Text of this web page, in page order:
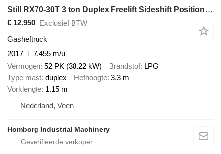
Still RX70-30T 3 ton Duplex Freelift Sideshift Positioner Vorkenverste
€ 12.950
Exclusief BTW
Gasheftruck
2017
7.455 m/u
Vermogen 52 PK (38.22 kW) Brandstof LPG
Type mast duplex Hefhoogte 3,3 m
Vorklengte 1,15 m
Nederland, Veen
Homborg Industrial Machinery